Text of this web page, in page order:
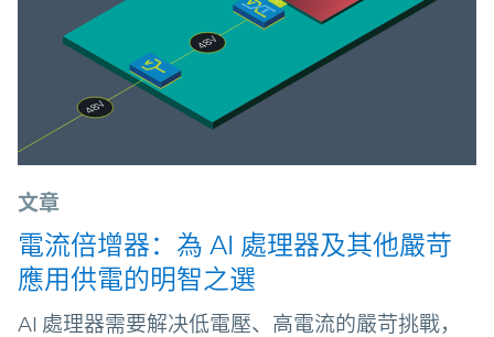
文章
電流倍增器：為 AI 處理器及其他嚴苛
應用供電的明智之選
AI 處理器需要解决低電壓、高電流的嚴苛挑戰，